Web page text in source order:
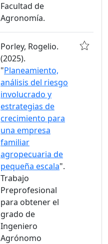
Facultad de
Agronomía.
Porley, Rogelio.
(2025).
"Planeamiento,
análisis del riesgo
involucrado y
estrategias de
crecimiento para
una empresa
familiar
agropecuaria de
pequeña escala".
Trabajo
Preprofesional
para obtener el
grado de
Ingeniero
Agrónomo